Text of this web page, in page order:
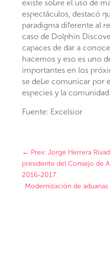
existe sobre el uso de
espectáculos, destacó
paradigma diferente al
caso de Dolphin
capaces de dar a
hacemos y eso es uno
importantes en los
se debe comunicar por
especies y la comunidad.
Fuente: Excelsior
← Prev: Jorge Herrera
presidente del Consejo de
2016-2017
Modernización de